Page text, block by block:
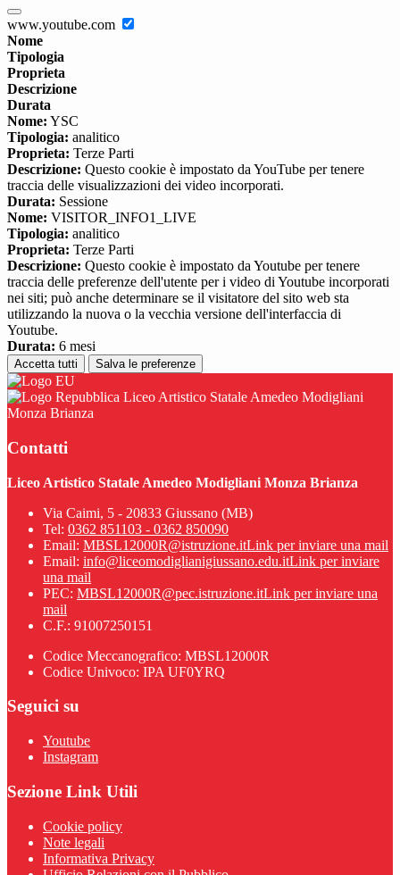
www.youtube.com
Nome
Tipologia
Proprieta
Descrizione
Durata
Nome: YSC
Tipologia: analitico
Proprieta: Terze Parti
Descrizione: Questo cookie è impostato da YouTube per tenere
traccia delle visualizzazioni dei video incorporati.
Durata: Sessione
Nome: VISITOR_INFO1_LIVE
Tipologia: analitico
Proprieta: Terze Parti
Descrizione: Questo cookie è impostato da Youtube per tenere
traccia delle preferenze dell'utente per i video di Youtube incorporati
nei siti; può anche determinare se il visitatore del sito web sta
utilizzando la nuova o la vecchia versione dell'interfaccia di
Youtube.
Durata: 6 mesi
Accetta tutti Salva le preferenze
Liceo Artistico Statale Amedeo Modigliani
Monza Brianza
Contatti
Liceo Artistico Statale Amedeo Modigliani Monza Brianza
Via Caimi, 5 - 20833 Giussano (MB)
Tel: 0362 851103 - 0362 850090
Email: MBSL12000R@istruzione.itLink per inviare una mail
Email: info@liceomodiglianigiussano.edu.itLink per inviare
una mail
PEC: MBSL12000R@pec.istruzione.itLink per inviare una
mail
C.F.: 91007250151
Codice Meccanografico: MBSL12000R
Codice Univoco: IPA UF0YRQ
Seguici su
Youtube
Instagram
Sezione Link Utili
Cookie policy
Note legali
Informativa Privacy